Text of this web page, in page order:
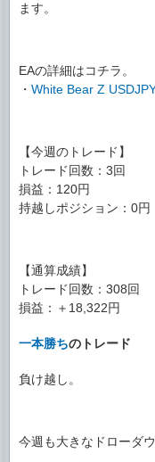
ます。
EAの詳細はコチラ。
・ White Bear Z
【今週のトレード】
トレード回数：3回
損益：120円
持越しポジション：0円
【通算成績】
トレード回数：308回
損益：＋18,322円
一本勝ちのトレード
負け越し。
今週も大きなドローダ